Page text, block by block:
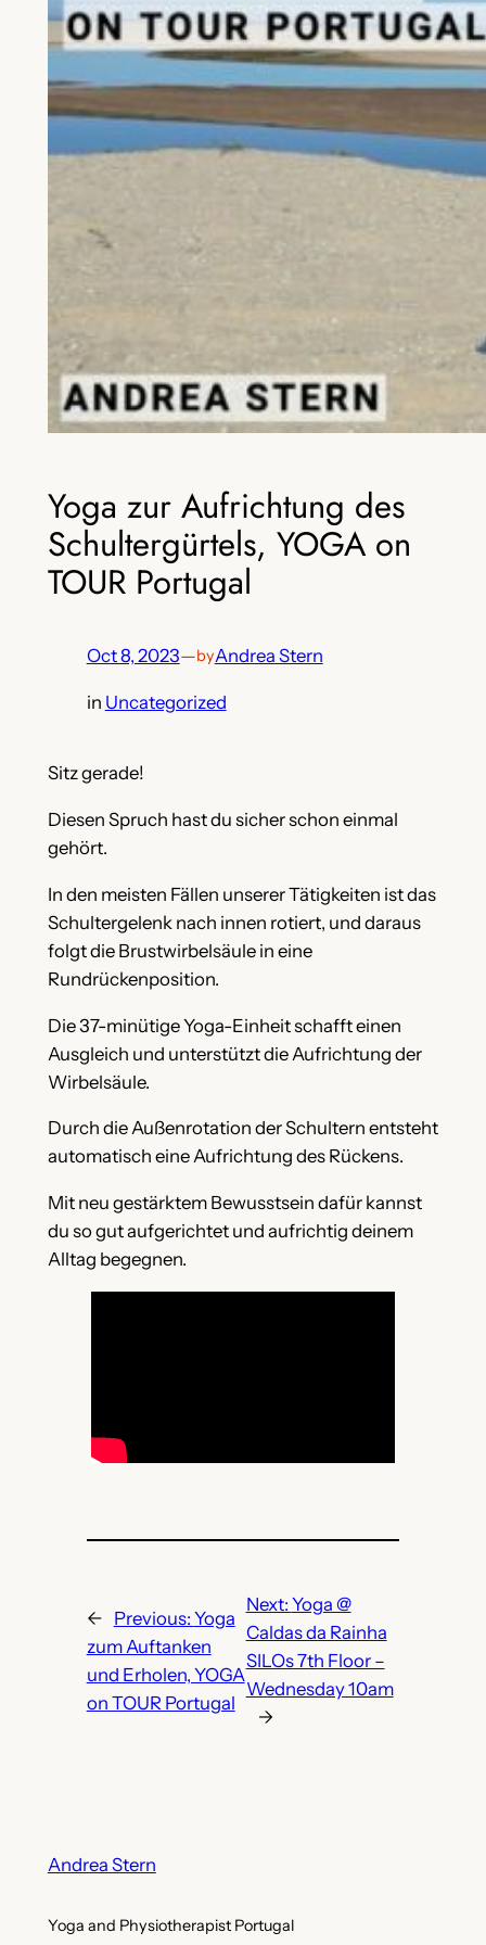
Yoga zur Aufrichtung des
Schultergürtels, YOGA on
TOUR Portugal
Oct 8, 2023—byAndrea Stern
in Uncategorized
Sitz gerade!
Diesen Spruch hast du sicher schon einmal
gehört.
In den meisten Fällen unserer Tätigkeiten ist das
Schultergelenk nach innen rotiert, und daraus
folgt die Brustwirbelsäule in eine
Rundrückenposition.
Die 37-minütige Yoga-Einheit schafft einen
Ausgleich und unterstützt die Aufrichtung der
Wirbelsäule.
Durch die Außenrotation der Schultern entsteht
automatisch eine Aufrichtung des Rückens.
Mit neu gestärktem Bewusstsein dafür kannst
du so gut aufgerichtet und aufrichtig deinem
Alltag begegnen.
← Previous: Yoga
zum Auftanken
und Erholen, YOGA
on TOUR Portugal
Next: Yoga @
Caldas da Rainha
SILOs 7th Floor –
Wednesday 10am
→
Andrea Stern
Yoga and Physiotherapist Portugal